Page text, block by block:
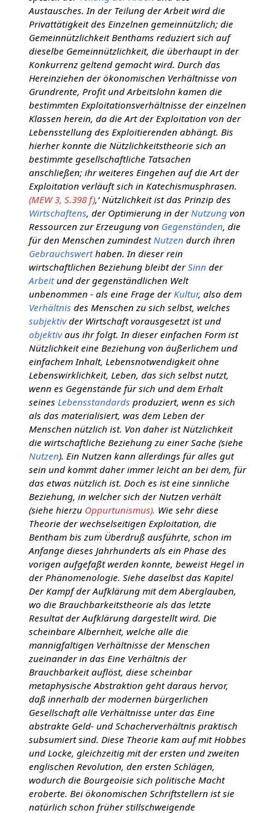
Austausches. In der Teilung der Arbeit wird die
Privattätigkeit des Einzelnen gemeinnützlich; die
Gemeinnützlichkeit Benthams reduziert sich auf
dieselbe Gemeinnützlichkeit, die überhaupt in der
Konkurrenz geltend gemacht wird. Durch das
Hereinziehen der ökonomischen Verhältnisse von
Grundrente, Profit und Arbeitslohn kamen die
bestimmten Exploitationsverhältnisse der einzelnen
Klassen herein, da die Art der Exploitation von der
Lebensstellung des Exploitierenden abhängt. Bis
hierher konnte die Nützlichkeitstheorie sich an
bestimmte gesellschaftliche Tatsachen
anschließen; ihr weiteres Eingehen auf die Art der
Exploitation verläuft sich in Katechismusphrasen.
(MEW 3, S.398 f)‚‘ Nützlichkeit ist das Prinzip des
Wirtschaftens, der Optimierung in der Nutzungvon
Ressourcen zur Erzeugung von Gegenständen, die
für den Menschen zumindest Nutzen durch ihren
Gebrauchswerthaben. In dieser rein
wirtschaftlichen Beziehung bleibt derSinn der
Arbeitund der gegenständlichen Welt
unbenommen - als eine Frage der Kultur, also dem
Verhältnis des Menschen zu sich selbst, welches
subjektivder Wirtschaft vorausgesetzt ist und
objektivaus ihr folgt. In dieser einfachen Form ist
Nützlichkeit eine Beziehung von äußerlichem und
einfachem Inhalt, Lebensnotwendigkeit ohne
Lebenswirklichkeit, Leben, das sich selbst nutzt,
wenn es Gegenstände für sich und dem Erhalt
seines Lebensstandards produziert, wenn es sich
als das materialisiert, was dem Leben der
Menschen nützlich ist. Von daher ist Nützlichkeit
die wirtschaftliche Beziehung zu einer Sache (siehe
Nutzen). Ein Nutzen kann allerdings für alles gut
sein und kommt daher immer leicht an bei dem, für
das etwas nützlich ist. Doch es ist eine sinnliche
Beziehung, in welcher sich der Nutzen verhält
(siehe hierzu Oppurtunismus). Wie sehr diese
Theorie der wechselseitigen Exploitation, die
Bentham bis zum Überdruß ausführte, schon im
Anfange dieses Jahrhunderts als ein Phase des
vorigen aufgefaßt werden konnte, beweist Hegel in
der Phänomenologie. Siehe daselbst das Kapitel
Der Kampf der Aufklärung mit dem Aberglauben,
wo die Brauchbarkeitstheorie als das letzte
Resultat der Aufklärung dargestellt wird. Die
scheinbare Albernheit, welche alle die
mannigfaltigen Verhältnisse der Menschen
zueinander in das Eine Verhältnis der
Brauchbarkeit auflöst, diese scheinbar
metaphysische Abstraktion geht daraus hervor,
daß innerhalb der modernen bürgerlichen
Gesellschaft alle Verhältnisse unter das Eine
abstrakte Geld- und Schacherverhältnis praktisch
subsumiert sind. Diese Theorie kam auf mit Hobbes
und Locke, gleichzeitig mit der ersten und zweiten
englischen Revolution, den ersten Schlägen,
wodurch die Bourgeoisie sich politische Macht
eroberte. Bei ökonomischen Schriftstellern ist sie
natürlich schon früher stillschweigende